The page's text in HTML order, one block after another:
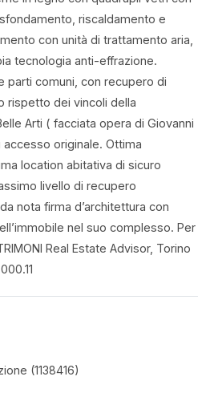
riscaldamento e
con unità di trattamento aria,
tecnologia anti-effrazione.
parti comuni, con recupero di
rispetto dei vincoli della
Arti ( facciata opera di Giovanni
originale. Ottima
location abitativa di sicuro
livello di recupero
nota firma d’architettura con
nel suo complesso. Per
Real Estate Advisor, Torino
(1138416)